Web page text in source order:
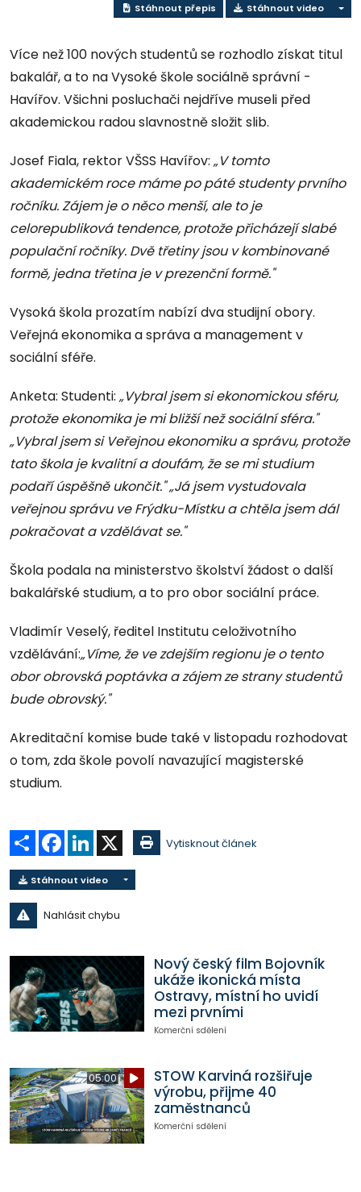
Stáhnout přepis Stáhnout video
Více než 100 nových studentů se rozhodlo získat titul
bakalář, a to na Vysoké škole sociálně správní -
Havířov. Všichni posluchači nejdříve museli před
akademickou radou slavnostně složit slib.
Josef Fiala, rektor VŠSS Havířov: „V tomto
akademickém roce máme po páté studenty prvního
ročníku. Zájem je o něco menší, ale to je
celorepubliková tendence, protože přicházejí slabé
populační ročníky. Dvě třetiny jsou v kombinované
formě, jedna třetina je v prezenční formě."
Vysoká škola prozatím nabízí dva studijní obory.
Veřejná ekonomika a správa a management v
sociální sféře.
Anketa: Studenti: „Vybral jsem si ekonomickou sféru,
protože ekonomika je mi bližší než sociální sféra."
„Vybral jsem si Veřejnou ekonomiku a správu, protože
tato škola je kvalitní a doufám, že se mi studium
podaří úspěšně ukončit." „Já jsem vystudovala
veřejnou správu ve Frýdku-Místku a chtěla jsem dál
pokračovat a vzdělávat se."
Škola podala na ministerstvo školství žádost o další
bakalářské studium, a to pro obor sociální práce.
Vladimír Veselý, ředitel Institutu celoživotního
vzdělávání:„Víme, že ve zdejším regionu je o tento
obor obrovská poptávka a zájem ze strany studentů
bude obrovský."
Akreditační komise bude také v listopadu rozhodovat
o tom, zda škole povolí navazující magisterské
studium.
Sdílet Facebook
LinkedIn Vytisknout článek
Stáhnout video
Nahlásit chybu
Nový český film Bojovník
ukáže ikonická místa
Ostravy, místní ho uvidí
mezi prvními
Komerční sdělení
05:00
STOW Karviná rozšiřuje
výrobu, přijme 40
zaměstnanců
Komerční sdělení